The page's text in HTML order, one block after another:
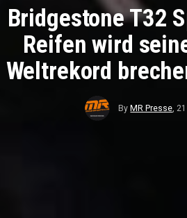
Bridgestone T32
Reifen wird
Weltrekord
ByMR Presse